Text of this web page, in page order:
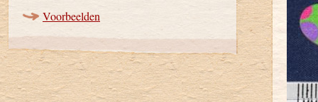
Voorbeelden